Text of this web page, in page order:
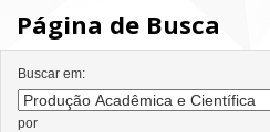
Página de Busca
Buscar em:
por